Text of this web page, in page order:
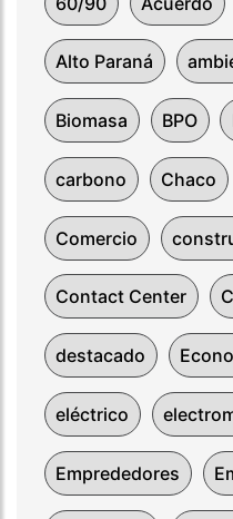
Alto Paraná
Biomasa BPO
carbono Chaco
Comercio
Contact Center
destacado
eléctrico
Emprededores